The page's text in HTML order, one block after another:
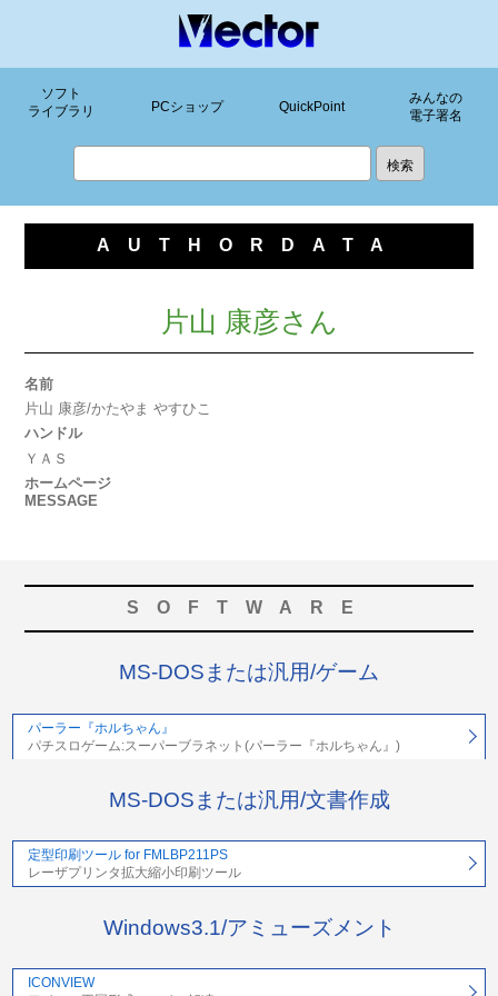
ソフト
ライブラリ
PCショップ QuickPoint
みんなの
電子署名
AUTHORDATA
片山 康彦さん
名前
片山 康彦/かたやま やすひこ
ハンドル
ＹＡＳ
ホームページ
MESSAGE
SOFTWARE
MS-DOSまたは汎用/ゲーム
パーラー『ホルちゃん』
パチスロゲーム:スーパーブラネット(パーラー『ホルちゃん』)
MS-DOSまたは汎用/文書作成
定型印刷ツール for FMLBP211PS
レーザプリンタ拡大縮小印刷ツール
Windows3.1/アミューズメント
ICONVIEW